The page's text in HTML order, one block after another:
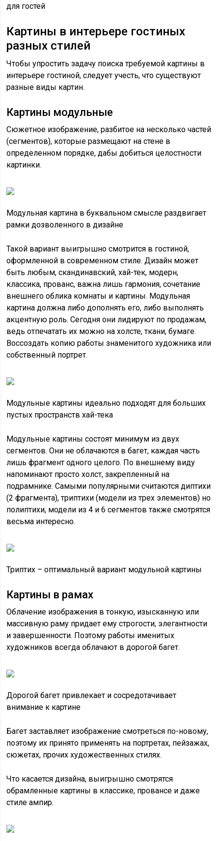
для гостей
Картины в интерьере гостиных
разных стилей
Чтобы упростить задачу поиска требуемой картины в
интерьере гостиной, следует учесть, что существуют
разные виды картин.
Картины модульные
Сюжетное изображение, разбитое на несколько частей
(сегментов), которые размещают на стене в
определенном порядке, дабы добиться целостности
картинки.
Модульная картина в буквальном смысле раздвигает
рамки дозволенного в дизайне
Такой вариант выигрышно смотрится в гостиной,
оформленной в современном стиле. Дизайн может
быть любым, скандинавский, хай-тек, модерн,
классика, прованс, важна лишь гармония, сочетание
внешнего облика комнаты и картины. Модульная
картина должна либо дополнять его, либо выполнять
акцентную роль. Сегодня они лидируют по продажам,
ведь отпечатать их можно на холсте, ткани, бумаге.
Воссоздать копию работы знаменитого художника или
собственный портрет.
Модульные картины идеально подходят для больших
пустых пространств хай-тека
Модульные картины состоят минимум из двух
сегментов. Они не облачаются в багет, каждая часть
лишь фрагмент одного целого. По внешнему виду
напоминают просто холст, закрепленный на
подрамнике. Самыми популярными считаются диптихи
(2 фрагмента), триптихи (модели из трех элементов) но
полиптихи, модели из 4 и 6 сегментов также смотрятся
весьма интересно.
Триптих – оптимальный вариант модульной картины
Картины в рамах
Облачение изображения в тонкую, изысканную или
массивную раму придает ему строгости, элегантности
и завершенности. Поэтому работы именитых
художников всегда облачают в дорогой багет.
Дорогой багет привлекает и сосредотачивает
внимание к картине
Багет заставляет изображение смотреться по-новому,
поэтому их принято применять на портретах, пейзажах,
сюжетах, прочих художественных стилях.
Что касается дизайна, выигрышно смотрятся
обрамленные картины в классике, провансе и даже
стиле ампир.